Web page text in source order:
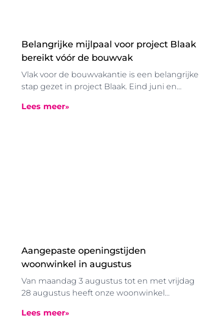
Belangrijke mijlpaal voor project Blaak
bereikt vóór de bouwvak
Vlak voor de bouwvakantie is een belangrijke
stap gezet in project Blaak. Eind juni en
boorpalen aangebracht. Dankzij deze
Lees meer
Aangepaste openingstijden
woonwinkel in augustus
Van maandag 3 augustus tot en met vrijdag
28 augustus heeft onze woonwinkel
openingstijden. De woonwinkel is in deze
Lees meer